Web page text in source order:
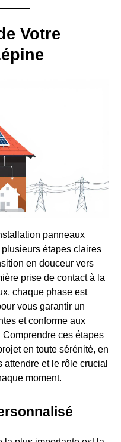
Votre
panneaux
étapes claires
en douceur vers
prise de contact à la
chaque phase est
vous garantir un
et conforme aux
ces étapes
en toute sérénité, en
et le rôle crucial
moment.